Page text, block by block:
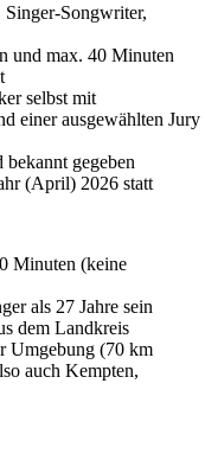
Songwriter,
und max. 40 Minuten
selbst mit
einer ausgewählten Jury
gegeben
(April) 2026 statt
Minuten (keine
als 27 Jahre sein
dem Landkreis
Umgebung (70 km
auch Kempten,